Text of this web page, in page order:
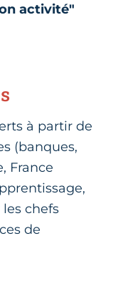
activité"
à partir de
(banques,
France
chefs
de